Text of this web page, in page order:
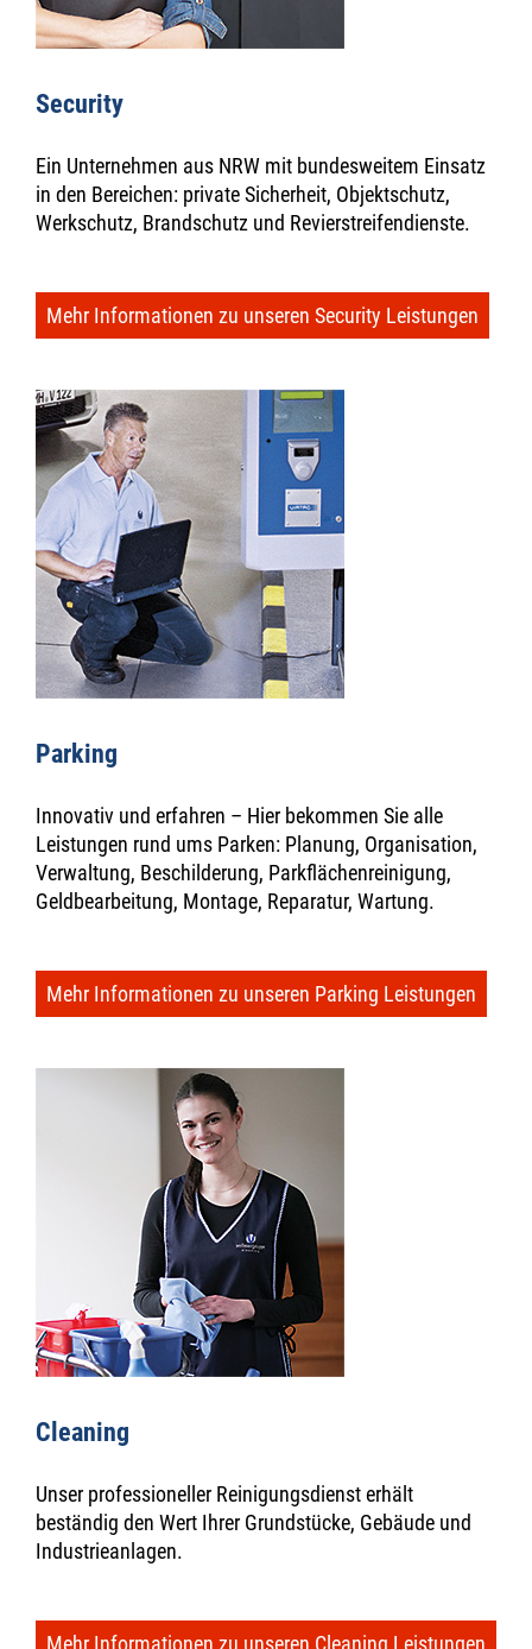
Security
Ein Unternehmen aus NRW mit bundesweitem Einsatz
in den Bereichen: private Sicherheit, Objektschutz,
Werkschutz, Brandschutz und Revierstreifendienste.
Mehr Informationen zu unseren Security Leistungen
Parking
Innovativ und erfahren – Hier bekommen Sie alle
Leistungen rund ums Parken: Planung, Organisation,
Verwaltung, Beschilderung, Parkflächenreinigung,
Geldbearbeitung, Montage, Reparatur, Wartung.
Mehr Informationen zu unseren Parking Leistungen
Cleaning
Unser professioneller Reinigungsdienst erhält
beständig den Wert Ihrer Grundstücke, Gebäude und
Industrieanlagen.
Mehr Informationen zu unseren Cleaning Leistungen